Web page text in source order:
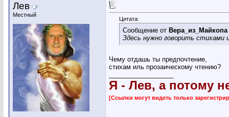
Лев
Местный
Цитата:
Сообщение от Вера_из_Майкопа
Здесь нужно говорить стихами
Чему отдашь ты предпочтение,
стихам иль прозаическому чтению?
Я - Лев, а потому
[Ссылки могут видеть только